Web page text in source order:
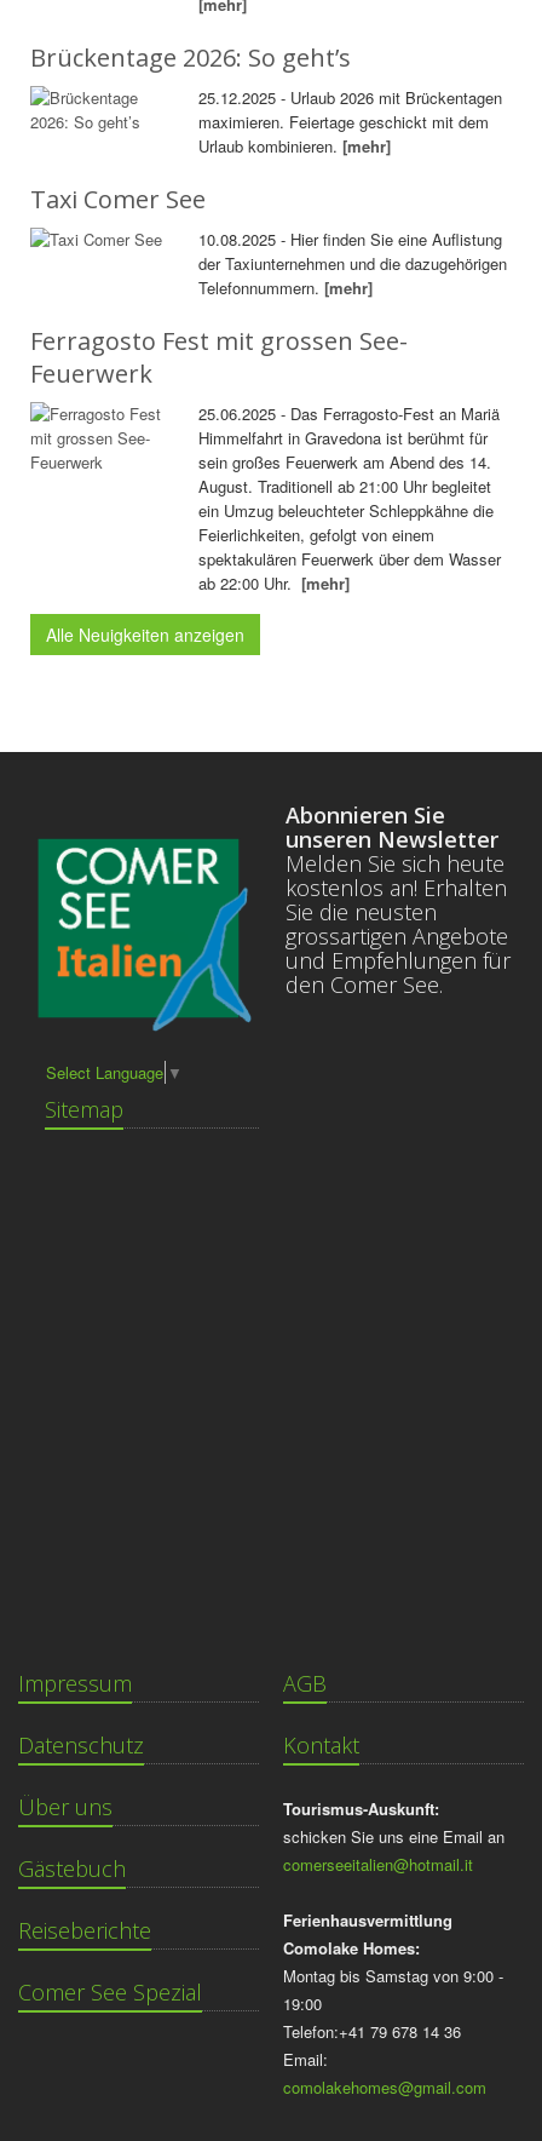
Brückentage 2026: So geht’s
25.12.2025 - Urlaub 2026 mit Brückentagen
maximieren. Feiertage geschickt mit dem
Urlaub kombinieren.[mehr]
Taxi Comer See
10.08.2025 - Hier finden Sie eine Auflistung
der Taxiunternehmen und die dazugehörigen
Telefonnummern.[mehr]
Ferragosto Fest mit grossen See-
Feuerwerk
25.06.2025 - Das Ferragosto-Fest an Mariä
Himmelfahrt in Gravedona ist berühmt für
sein großes Feuerwerk am Abend des 14.
August. Traditionell ab 21:00 Uhr begleitet
ein Umzug beleuchteter Schleppkähne die
Feierlichkeiten, gefolgt von einem
spektakulären Feuerwerk über dem Wasser
ab 22:00 Uhr.[mehr]
Alle Neuigkeiten anzeigen
Select Language ▼
Sitemap
Abonnieren Sie
unseren Newsletter
Melden Sie sich heute
kostenlos an! Erhalten
Sie die neusten
grossartigen Angebote
und Empfehlungen für
den Comer See.
Impressum
Datenschutz
Über uns
Gästebuch
Reiseberichte
Comer See Spezial
AGB
Kontakt
Tourismus-Auskunft:
schicken Sie uns eine Email an
comerseeitalien@hotmail.it
Ferienhausvermittlung
Comolake Homes:
Montag bis Samstag von 9:00 -
19:00
Telefon:+41 79 678 14 36
Email:
comolakehomes@gmail.com